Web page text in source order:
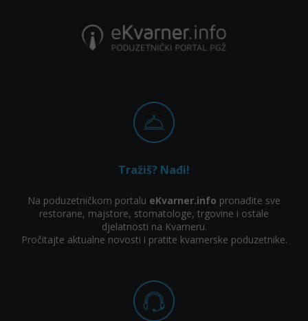
Tražiš? Nađi!
Na poduzetničkom portalu eKvarner.info pronađite sve
restorane, majstore, stomatologe, trgovine i ostale
djelatnosti na Kvarneru.
Pročitajte aktualne novosti i pratite kvarnerske poduzetnike.